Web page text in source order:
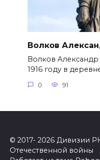
Волков
Волков
1916 году в
0 91
© 2017- 2026 Дивизии
Отечественной войны